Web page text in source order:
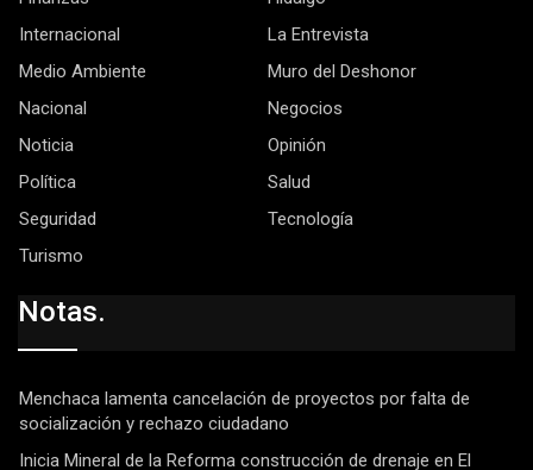
Internacional
La Entrevista
Medio Ambiente
Muro del Deshonor
Nacional
Negocios
Noticia
Opinión
Política
Salud
Seguridad
Tecnología
Turismo
Notas.
Menchaca lamenta cancelación de proyectos por falta de
socialización y rechazo ciudadano
Inicia Mineral de la Reforma construcción de drenaje en El